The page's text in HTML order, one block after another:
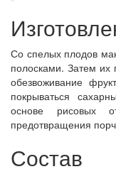
Со спелых плодов
полосками. Затем их
обезвоживание
покрываться
основе рисовых
предотвращения
Состав